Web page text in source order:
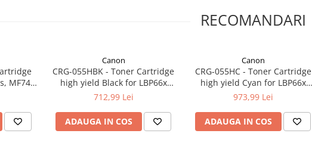
RECOMANDARI
MF74x
Canon
CRG-055HBK - Toner Cartridge
high yield Black for LBP66x
series, MF74x series (7.600
712,99 Lei
ADAUGA IN COS
Canon
CRG-055HC - Toner Cartridge
high yield Cyan for LBP66x
series, MF74x series (5.900
973,99 Lei
ADAUGA IN COS